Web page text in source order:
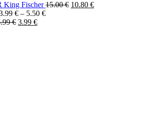
King Fischer 15.00€ 10.80 €
€ – 5.50 €
€ 3.99 €